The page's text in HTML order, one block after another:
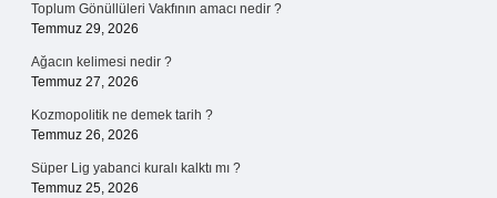
Toplum Gönüllüleri Vakfının amacı nedir ?
Temmuz 29, 2026
Ağacın kelimesi nedir ?
Temmuz 27, 2026
Kozmopolitik ne demek tarih ?
Temmuz 26, 2026
Süper Lig yabanci kuralı kalktı mı ?
Temmuz 25, 2026